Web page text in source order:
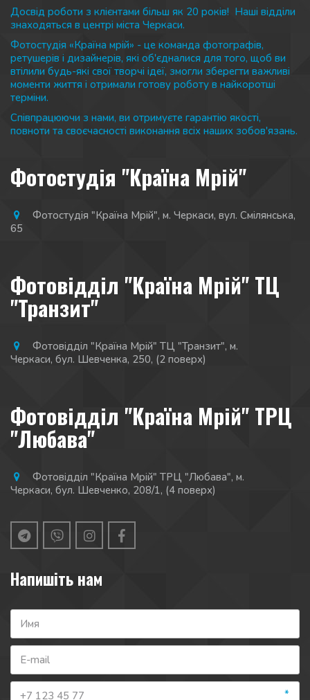
Досвід роботи з клієнтами більш як 20 років!  Наші відділи
знаходяться в центрі міста Черкаси.
Фотостудія «Країна мрій» - це команда фотографів,
ретушерів і дизайнерів, які об'єдналися для того, щоб ви
втілили будь-які свої творчі ідеї, змогли зберегти важливі
моменти життя і отримали готову роботу в найкоротші
терміни.
Співпрацюючи з нами, ви отримуєте гарантію якості,
повноти та своєчасності виконання всіх наших зобов'язань.
Фотостудія "Країна Мрій"
Фотостудія "Країна Мрій", м. Черкаси, вул. Смілянська,
65
Фотовідділ "Країна Мрій" ТЦ
"Транзит"
Фотовідділ "Країна Мрій" ТЦ "Транзит", м.
Черкаси, бул. Шевченка, 250, (2 поверх)
Фотовідділ "Країна Мрій" ТРЦ
"Любава"
Фотовідділ "Країна Мрій" ТРЦ "Любава", м.
Черкаси, бул. Шевченко, 208/1, (4 поверх)
Напишіть нам
*